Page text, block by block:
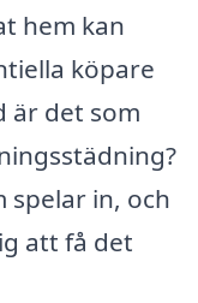
hem kan
köpare
är det som
spelar in, och
att få det